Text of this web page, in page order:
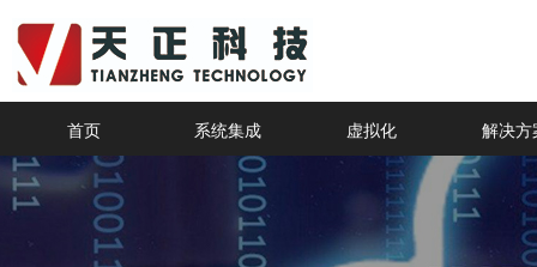
首页 系统集成 虚拟化 解决方